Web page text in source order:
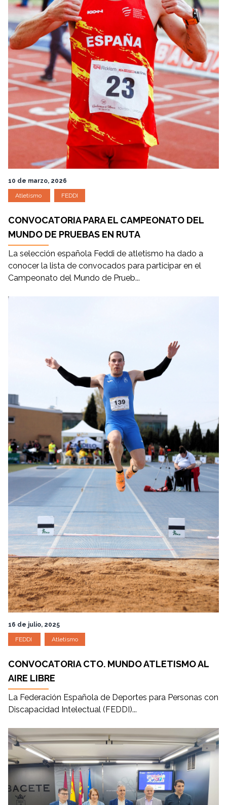
10 de marzo, 2026
Atletismo FEDDI
CONVOCATORIA PARA EL CAMPEONATO DEL
MUNDO DE PRUEBAS EN RUTA
La selección española Feddi de atletismo ha dado a
conocer la lista de convocados para participar en el
Campeonato del Mundo de Prueb...
16 de julio, 2025
FEDDI Atletismo
CONVOCATORIA CTO. MUNDO ATLETISMO AL
AIRE LIBRE
La Federación Española de Deportes para Personas con
Discapacidad Intelectual (FEDDI)...